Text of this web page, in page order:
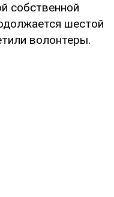
собственной
шестой
волонтеры.